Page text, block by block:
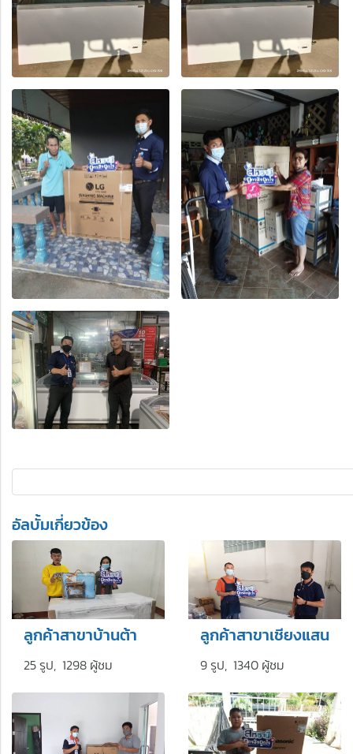
อัลบั้มเกี่ยวข้อง
ลูกค้าสาขาบ้านต้า
25 รูป, 1298 ผู้ชม
ลูกค้าสาขาเชียงแสน
9 รูป, 1340 ผู้ชม